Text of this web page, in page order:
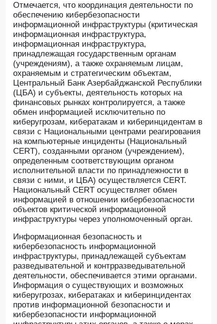
Отмечается, что координация деятельности по
обеспечению кибербезопасности
информационной инфраструктуры (критическая
информационная инфраструктура,
информационная инфраструктура,
принадлежащая государственным органам
(учреждениям), а также охраняемым лицам,
охраняемым и стратегическим объектам,
Центральный Банк Азербайджанской Республики
(ЦБА) и субъекты, деятельность которых на
финансовых рынках контролируется, а также
обмен информацией исключительно по
киберугрозам, кибератакам и киберинцидентам в
связи с Национальными центрами реагирования
на компьютерные инциденты (Национальный
CERT), созданными органом (учреждением),
определенным соответствующим органом
исполнительной власти по принадлежности в
связи с ними, и ЦБА) осуществляется CERT.
Национальный CERT осуществляет обмен
информацией в отношении кибербезопасности
объектов критической информационной
инфраструктуры через уполномоченный орган.
Информационная безопасность и
кибербезопасность информационной
инфраструктуры, принадлежащей субъектам
разведывательной и контрразведывательной
деятельности, обеспечивается этими органами.
Информация о существующих и возможных
киберугрозах, кибератаках и киберинцидентах
против информационной безопасности и
кибербезопасности информационной